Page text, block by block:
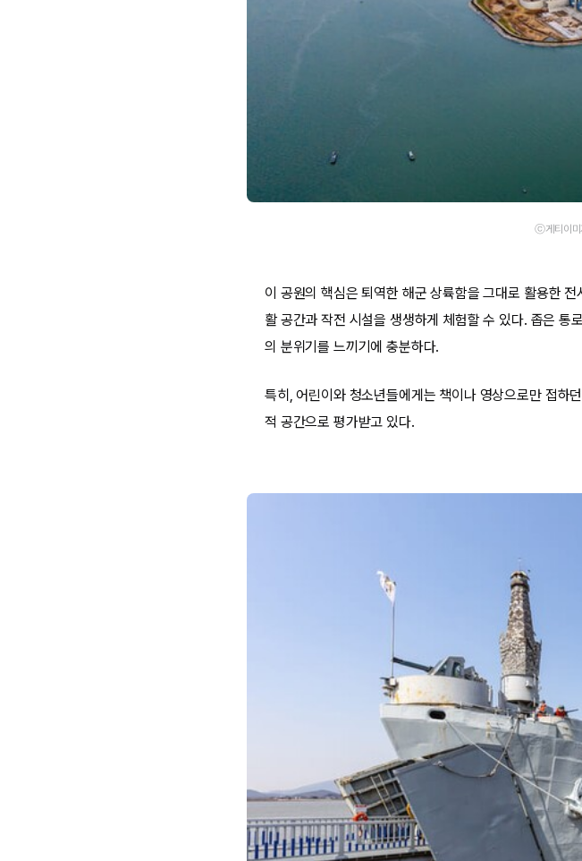
ⓒ게티이미
이 공원의 핵심은 퇴역한 해군 상륙함을 그대로 활용한
활 공간과 작전 시설을 생생하게 체험할 수 있다. 좁은 통
의 분위기를 느끼기에 충분하다.
특히, 어린이와 청소년들에게는 책이나 영상으로만 접하
적 공간으로 평가받고 있다.